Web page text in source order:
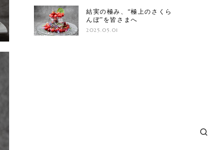
結実の極み、“極上のさくら
んぼ”を皆さまへ
2025.05.01